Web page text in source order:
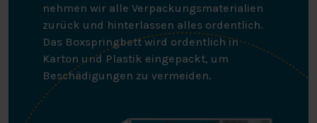
nehmen wir alle Verpackungsmaterialien
zurück und hinterlassen alles ordentlich.
Das Boxspringbett wird ordentlich in
Karton und Plastik eingepackt, um
Beschädigungen zu vermeiden.